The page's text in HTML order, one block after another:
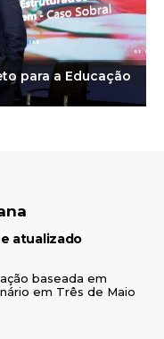
para a Educação
atualizado
baseada em
em Três de Maio